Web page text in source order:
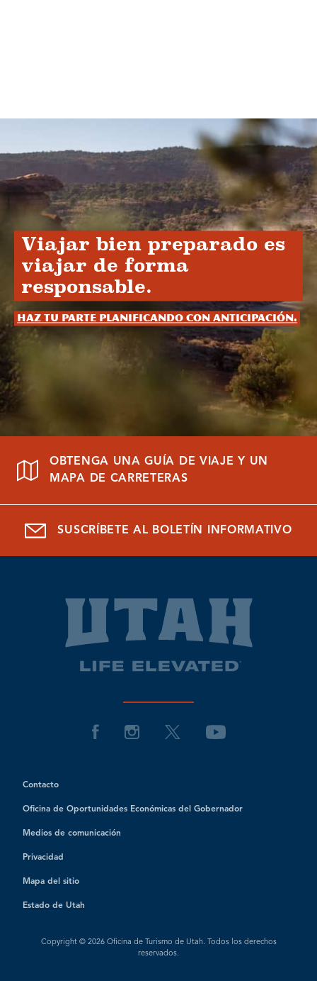
Viajar bien preparado es
viajar de forma
responsable.
Haz tu parte planificando con anticipación.
OBTENGA UNA GUÍA DE VIAJE Y UN
MAPA DE CARRETERAS
SUSCRÍBETE AL BOLETÍN INFORMATIVO
Contacto
Oficina de Oportunidades Económicas del Gobernador
Medios de comunicación
Privacidad
Mapa del sitio
Estado de Utah
Copyright © 2026 Oficina de Turismo de Utah. Todos los derechos
reservados.